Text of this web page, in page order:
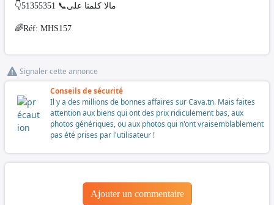
👇مالا كلمنا على📞 51355351
🌈Réf: MHS157
Signaler cette annonce
Conseils de sécurité
Il y a des millions de bonnes affaires sur Cava.tn. Mais faites
attention aux biens qui ont des prix ridiculement bas, aux
photos génériques, ou aux photos qui n'ont vraisemblablement
pas été prises par l'utilisateur !
Ajouter un commentaire